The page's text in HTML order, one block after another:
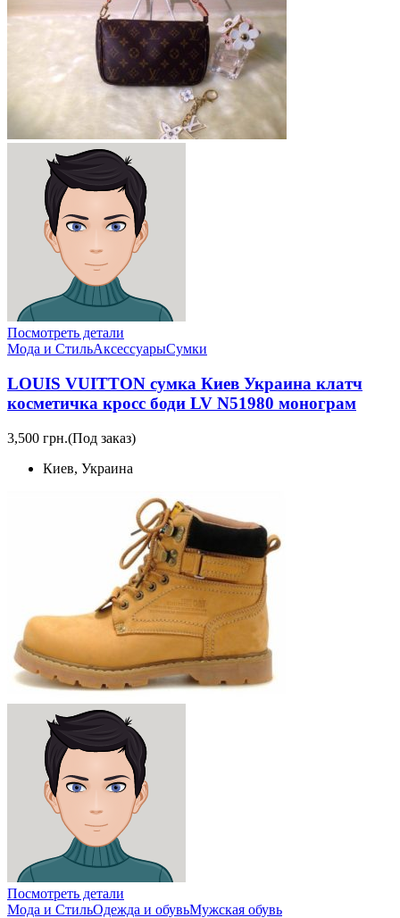
Посмотреть детали
Мода и СтильАксессуарыСумки
LOUIS VUITTON сумка Киев Украина клатч
косметичка кросс боди LV N51980 монограм
3,500 грн.(Под заказ)
Киев, Украина
Посмотреть детали
Мода и СтильОдежда и обувьМужская обувь